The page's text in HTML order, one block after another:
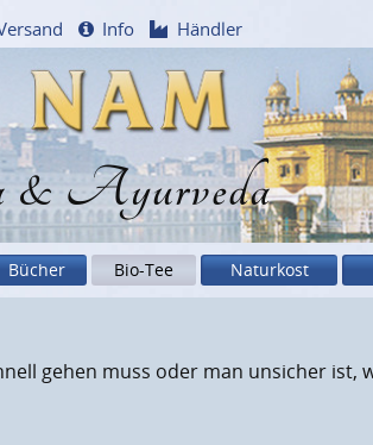
& Ayurveda
Info Händler
Bücher Bio-Tee Naturkost
gehen muss oder man unsicher ist,